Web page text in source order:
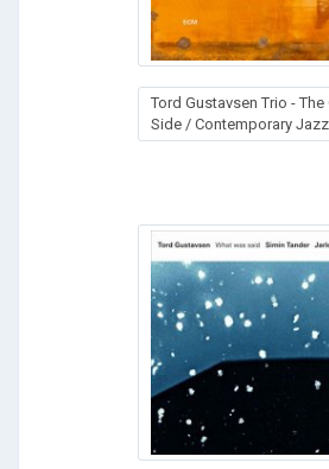
Tord Gustavsen Trio - The
Side / Contemporary